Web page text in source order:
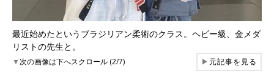
最近始めたというブラジリアン柔術のクラス。ヘビー級、金メダ
リストの先生と。
▼次の画像は下へスクロール (2/7) ▶元記事を見る